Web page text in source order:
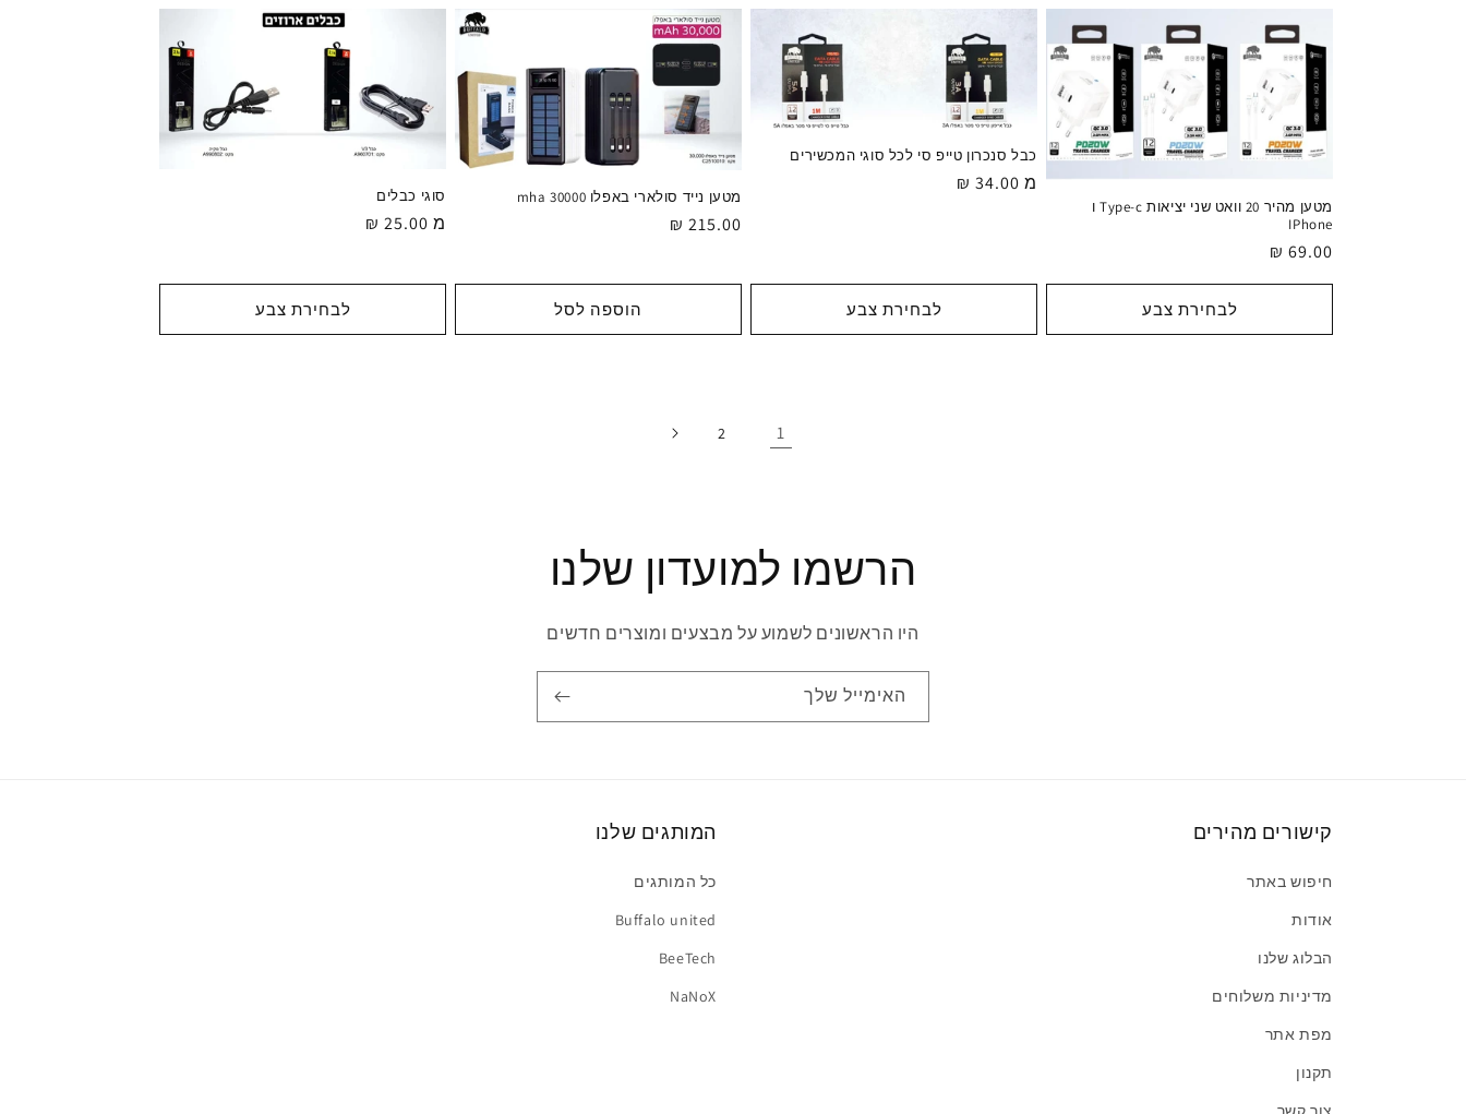
מטען מהיר 20 וואט שני יציאות Type-c ו
IPhone
מחיר
69.00 ₪
לבחירת צבע
כבל סנכרון טייפ סי לכל סוגי המכשירים
מחיר
מ 34.00 ₪
לבחירת צבע
מטען נייד סולארי באפלו 30000 mha
מחיר
215.00 ₪
הוספה לסל
סוגי כבלים
מחיר
מ 25.00 ₪
לבחירת צבע
1
2
הרשמו למועדון שלנו
היו הראשונים לשמוע על מבצעים ומוצרים חדשים
האימייל שלך
קישורים מהירים
חיפוש באתר
אודות
הבלוג שלנו
מדיניות משלוחים
מפת אתר
תקנון
המותגים שלנו
כל המותגים
Buffalo united
BeeTech
NaNoX